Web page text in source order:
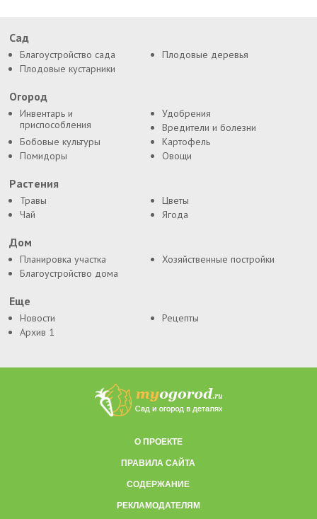
Сад
Благоустройство сада
Плодовые деревья
Плодовые кустарники
Огород
Инвентарь и
приспособления
Удобрения
Вредители и болезни
Бобовые культуры
Картофель
Помидоры
Овощи
Растения
Травы
Цветы
Чай
Ягода
Дом
Планировка участка
Хозяйственные постройки
Благоустройство дома
Еще
Новости
Рецепты
Архив 1
О ПРОЕКТЕ
ПРАВИЛА САЙТА
СОДЕРЖАНИЕ
РЕКЛАМОДАТЕЛЯМ